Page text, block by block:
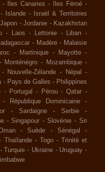
- Iles Canaries - Iles Féroé -
- Islande -
Israël & Territoires
Japon - Jordanie - Kazakhstan
- Laos - Lettonie - Liban -
- Madère - Malaisie
- Martinique - Mayotte -
- Monténégro - Mozambique -
- Nouvelle-Zélande - Népal
-
- Pays de Galles - Philippines
- Portugal - Pérou -Qatar -
- République Dominicaine
-
- Sardaigne - Serbie
-
- Singapour - Slovénie - Sri
- Suède - Sénégal
-
Thaïlande - Togo -
Trinité et
- Turquie - Ukraine - Uruguay -